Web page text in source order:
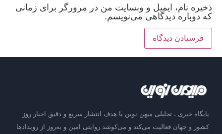
ذخیره نام، ایمیل و وبسایت من در مرورگر برای زمانی
که دوباره دیدگاهی می‌نویسم.
پایگاه خبری ـ تحلیلی میهن نوین با هدف انتشار سریع و دقیق اخبار روز
کشور و جهان فعالیت می‌کند و می‌کوشد روایتی امین و به‌روز از رویدادها